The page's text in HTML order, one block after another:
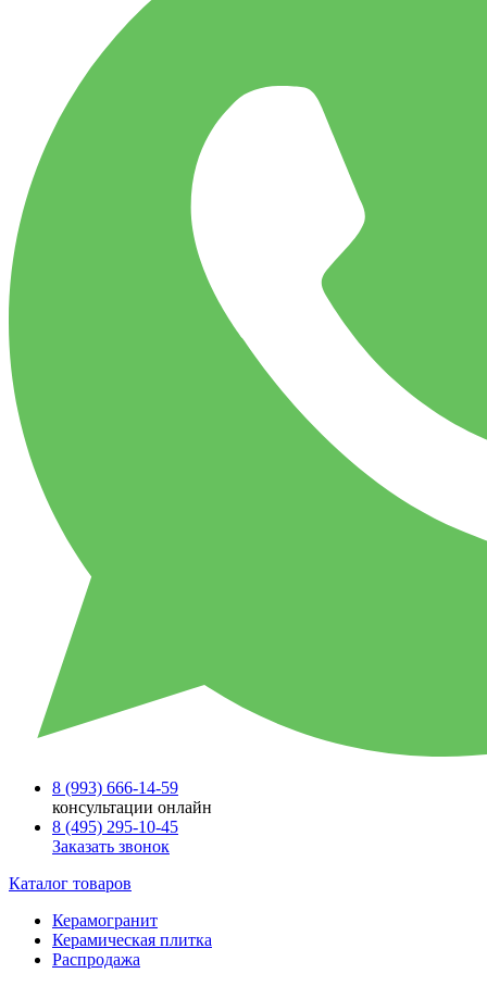
8 (993) 666-14-59
консультации онлайн
8 (495) 295-10-45
Заказать звонок
Каталог товаров
Керамогранит
Керамическая плитка
Распродажа